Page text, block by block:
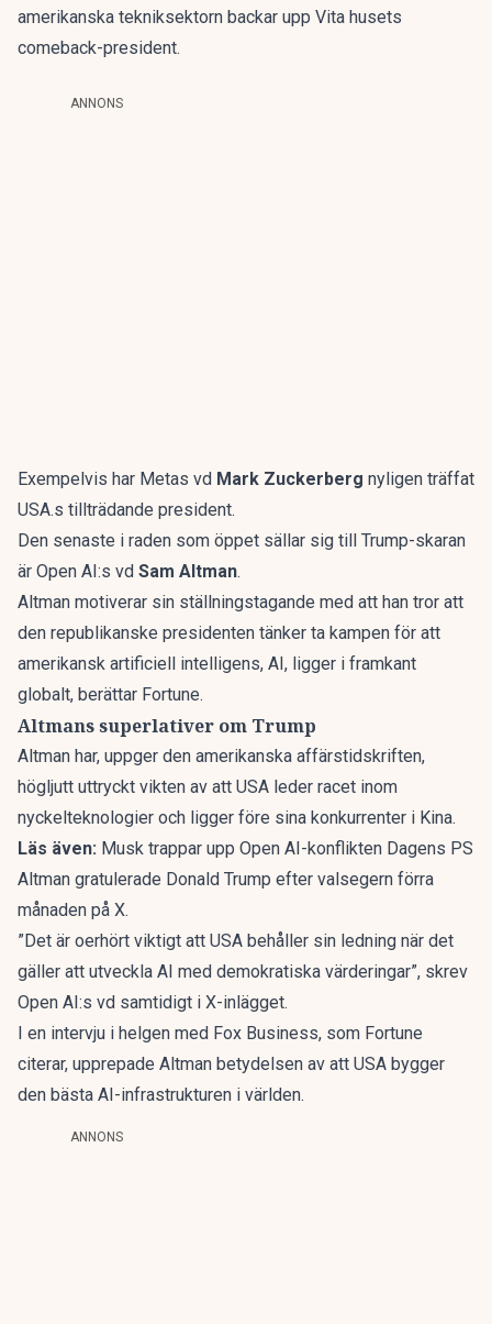
amerikanska tekniksektorn backar upp Vita husets
comeback-president.
ANNONS
Exempelvis har Metas vd Mark Zuckerberg nyligen träffat
USA.s tillträdande president.
Den senaste i raden som öppet sällar sig till Trump-skaran
är Open AI:s vd Sam Altman.
Altman motiverar sin ställningstagande med att han tror att
den republikanske presidenten tänker ta kampen för att
amerikansk artificiell intelligens, AI, ligger i framkant
globalt, berättar Fortune.
Altmans superlativer om Trump
Altman har, uppger den amerikanska affärstidskriften,
högljutt uttryckt vikten av att USA leder racet inom
nyckelteknologier och ligger före sina konkurrenter i Kina.
Läs även: Musk trappar upp Open AI-konflikten Dagens PS
Altman gratulerade Donald Trump efter valsegern förra
månaden på X.
”Det är oerhört viktigt att USA behåller sin ledning när det
gäller att utveckla AI med demokratiska värderingar”, skrev
Open AI:s vd samtidigt i X-inlägget.
I en intervju i helgen med Fox Business, som Fortune
citerar, upprepade Altman betydelsen av att USA bygger
den bästa AI-infrastrukturen i världen.
ANNONS